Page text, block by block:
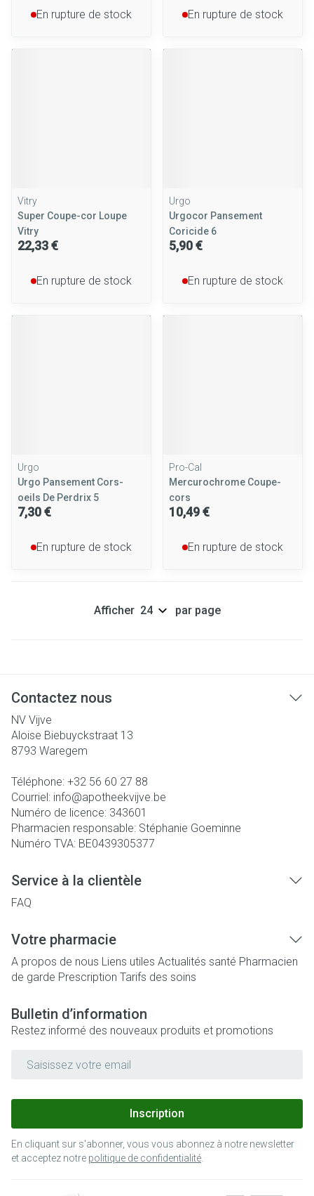
En rupture de stock En rupture de stock
Vitry
Super Coupe-cor Loupe
Vitry
22,33 €
En rupture de stock
Urgo
Urgocor Pansement
Coricide 6
5,90 €
En rupture de stock
Urgo
Urgo Pansement Cors-
oeils De Perdrix 5
7,30 €
En rupture de stock
Pro-Cal
Mercurochrome Coupe-
cors
10,49 €
En rupture de stock
Afficher par page
Contactez nous
NV Vijve
Aloise Biebuyckstraat 13
8793 Waregem
Téléphone: +32 56 60 27 88
Courriel: info@apotheekvijve.be
Numéro de licence: 343601
Pharmacien responsable: Stéphanie Goeminne
Numéro TVA: BE0439305377
Service à la clientèle
FAQ
Votre pharmacie
A propos de nous Liens utiles Actualités santé Pharmacien
de garde Prescription Tarifs des soins
Bulletin d’information
Restez informé des nouveaux produits et promotions
Inscription
En cliquant sur s'abonner, vous vous abonnez à notre newsletter
et acceptez notre politique de confidentialité